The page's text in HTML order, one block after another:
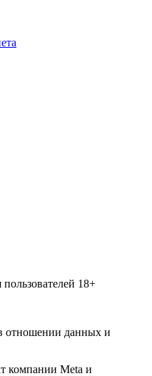
18+
отношении данных и
компании Metа и